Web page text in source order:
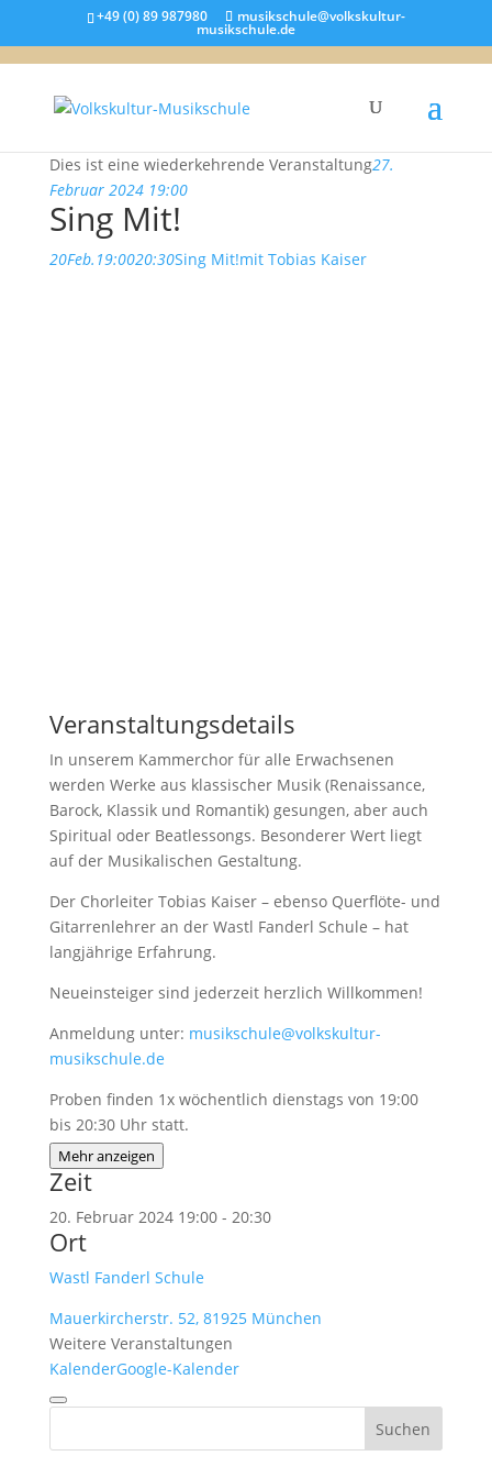
+49 (0) 89 987980 musikschule@volkskultur-
musikschule.de
Dies ist eine wiederkehrende Veranstaltung27.
Februar 2024 19:00
Sing Mit!
20Feb. 19:0020:30Sing Mit!mit Tobias Kaiser
Veranstaltungsdetails
In unserem Kammerchor für alle Erwachsenen
werden Werke aus klassischer Musik (Renaissance,
Barock, Klassik und Romantik) gesungen, aber auch
Spiritual oder Beatlessongs. Besonderer Wert liegt
auf der Musikalischen Gestaltung.
Der Chorleiter Tobias Kaiser – ebenso Querflöte- und
Gitarrenlehrer an der Wastl Fanderl Schule – hat
langjährige Erfahrung.
Neueinsteiger sind jederzeit herzlich Willkommen!
Anmeldung unter: musikschule@volkskultur-
musikschule.de
Proben finden 1x wöchentlich dienstags von 19:00
bis 20:30 Uhr statt.
Mehr anzeigen
Zeit
20. Februar 2024 19:00- 20:30
Ort
Wastl Fanderl Schule
Mauerkircherstr. 52, 81925 München
Weitere Veranstaltungen
KalenderGoogle-Kalender